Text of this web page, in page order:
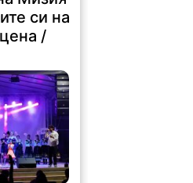
16:26:14
Мизия